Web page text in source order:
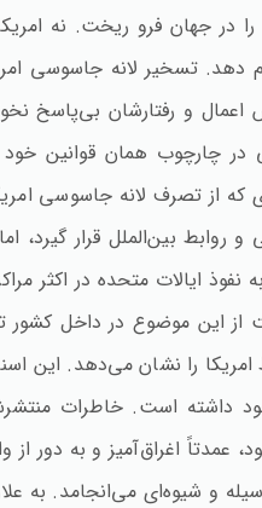
در جهان فرو ریخت‌. نه
نیز نتواند هیچ‌کاری انجام دهد.
و رفتارشان بی‌پاسخ
چارچوب همان قوانین
از تصرف لانه جاسوسی
بین‌الملل قرار گیرد، اما
ایالات متحده در اکثر
از این موضوع در داخل کشور
را نشان می‌دهد. این
داشته است‌. خاطرات
عمدتاً اغراق‌آمیز و به دور
شیوه‌ای می‌انجامد. به